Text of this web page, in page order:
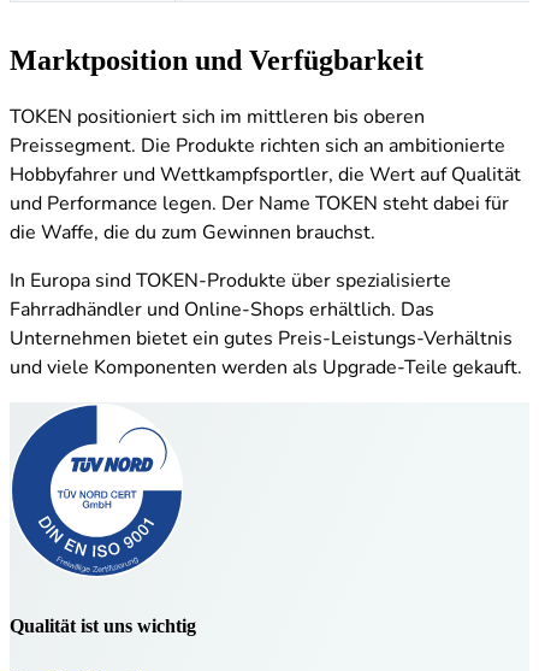
Marktposition und Verfügbarkeit
TOKEN positioniert sich im mittleren bis oberen
Preissegment. Die Produkte richten sich an ambitionierte
Hobbyfahrer und Wettkampfsportler, die Wert auf Qualität
und Performance legen. Der Name TOKEN steht dabei für
die Waffe, die du zum Gewinnen brauchst.
In Europa sind TOKEN-Produkte über spezialisierte
Fahrradhändler und Online-Shops erhältlich. Das
Unternehmen bietet ein gutes Preis-Leistungs-Verhältnis
und viele Komponenten werden als Upgrade-Teile gekauft.
Qualität ist uns wichtig